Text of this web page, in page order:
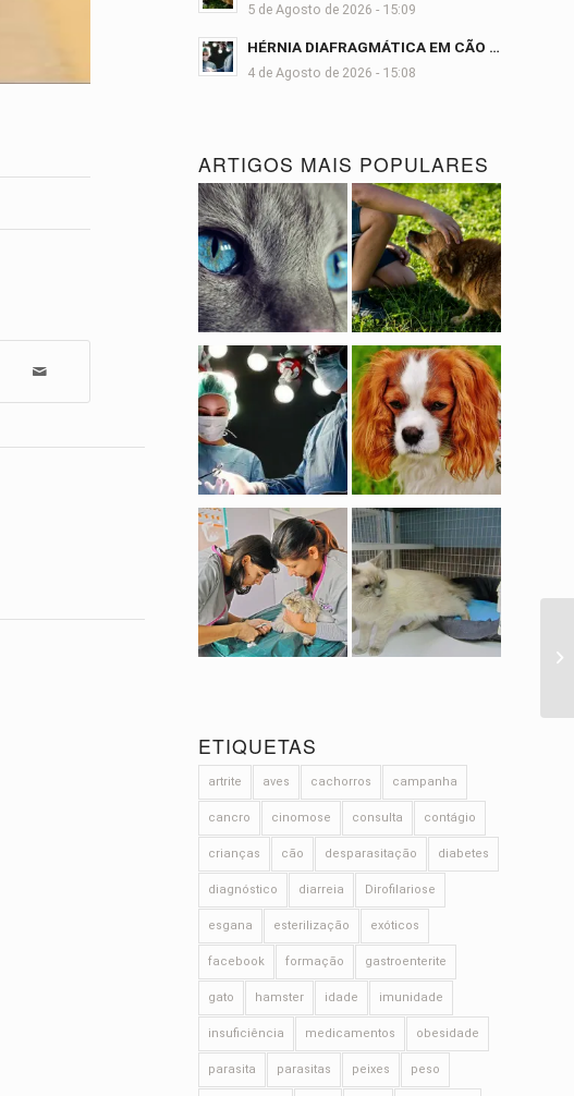
5 de Agosto de 2026 - 15:09
HÉRNIA DIAFRAGMÁTICA EM CÃO …
4 de Agosto de 2026 - 15:08
ARTIGOS MAIS POPULARES
ETIQUETAS
artrite aves cachorros campanha
cancro cinomose consulta contágio
crianças cão desparasitação diabetes
diagnóstico diarreia Dirofilariose
esgana esterilização exóticos
facebook formação gastroenterite
gato hamster idade imunidade
insuficiência medicamentos obesidade
parasita parasitas peixes peso